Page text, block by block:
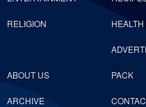
RELIGION HEALTH
ABOUT US PACK
ARCHIVE